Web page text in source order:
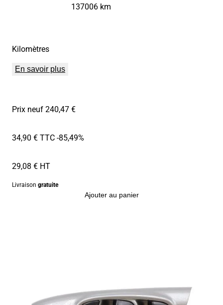
Kilomètres
137006 km
En savoir plus
Prix neuf 240,47 €
34,90 € TTC-85,49%
29,08 € HT
Livraison gratuite
Ajouter au panier